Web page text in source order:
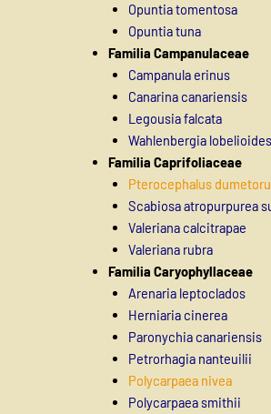
Opuntia tomentosa
Opuntia tuna
Familia Campanulaceae
Campanula erinus
Canarina canariensis
Legousia falcata
Wahlenbergia
Familia Caprifoliaceae
Pterocephalus
Scabiosa atropurpurea
Valeriana calcitrapae
Valeriana rubra
Familia Caryophyllaceae
Arenaria leptoclados
Herniaria cinerea
Paronychia canariensis
Petrorhagia nanteuilii
Polycarpaea nivea
Polycarpaea smithii